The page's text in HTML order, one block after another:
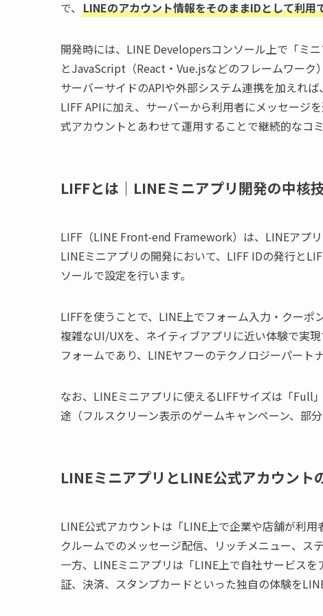
で、 LINEのアカウント情報をそのままIDとして利用
開発時には、LINE Developersコンソール上で「ミ
とJavaScript（React・Vue.jsなどのフレームワーク
サーバーサイドのAPIや外部システム連携を加えれ
LIFF APIに加え、サーバーから利用者にメッセージ
式アカウントとあわせて運用することで継続的なコ
LIFFとは｜LINEミニアプリ開発の中核
LIFF（LINE Front-end Framework）は、LINEアプ
LINEミニアプリの開発において、LIFF IDの発行と
ソールで設定を行います。
LIFFを使うことで、LINE上でフォーム入力・クー
複雑なUI/UXを、ネイティブアプリに近い体験で実
フォームであり、LINEヤフーのテクノロジーパート
なお、LINEミニアプリに使えるLIFFサイズは「
途（フルスクリーン表示のゲームキャンペーン、部
LINEミニアプリとLINE公式アカウント
LINE公式アカウントは「LINE上で企業や店舗が利
クルームでのメッセージ配信、リッチメニュー、ス
一方、LINEミニアプリは「LINE上で自社サービス
証、決済、スタンプカードといった独自の体験を